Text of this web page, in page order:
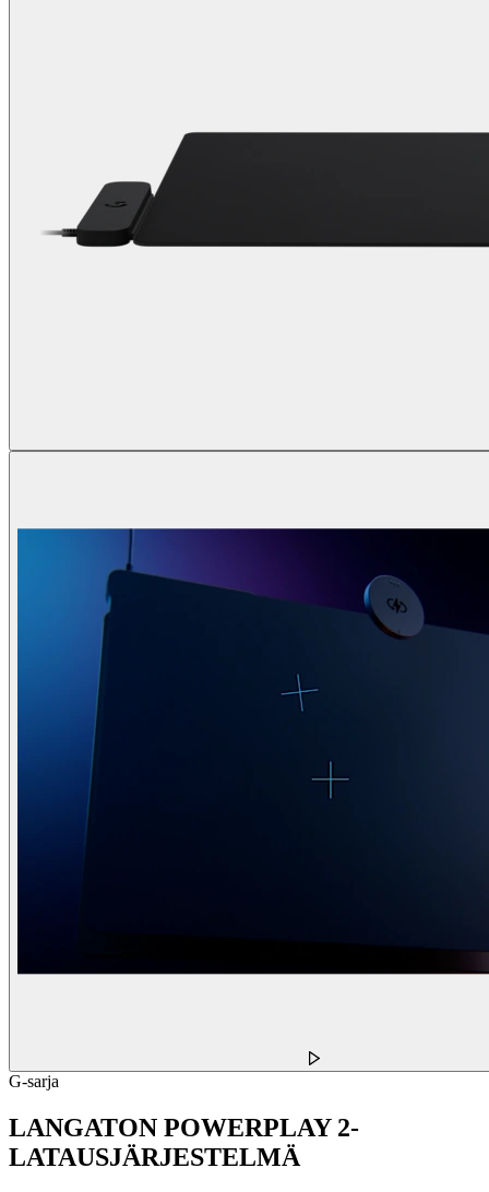
G-sarja
LANGATON POWERPLAY 2-
LATAUSJÄRJESTELMÄ